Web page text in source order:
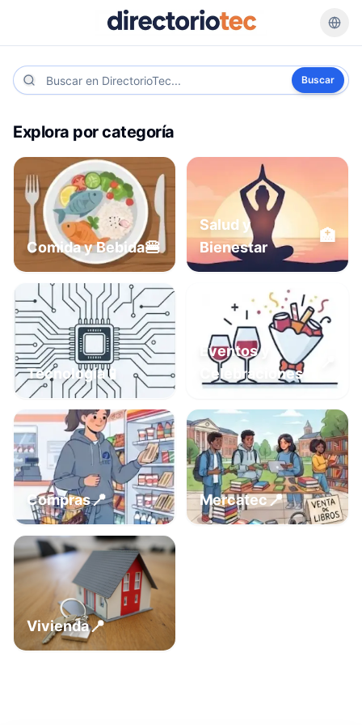
Buscar
Explora por categoría
Comida y Bebida🍔
Salud y
Bienestar
🏥
Tecnología📱
Eventos y
Celebraciones
Compras📍 Mercatec📍
Vivienda📍